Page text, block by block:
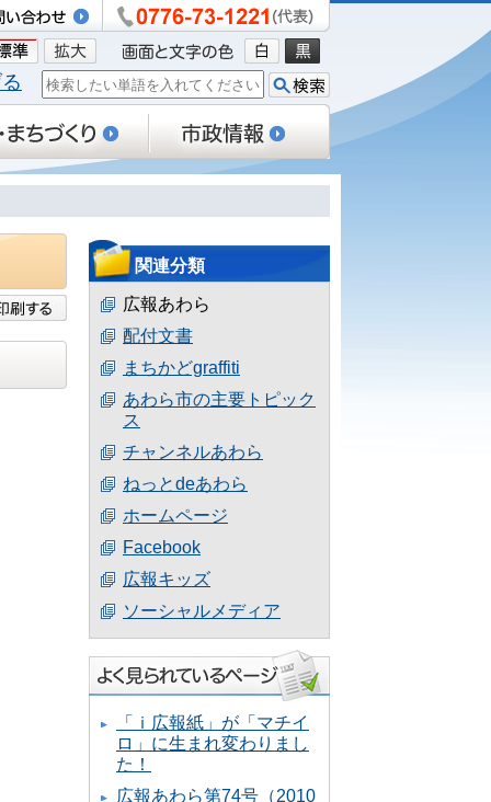
関連分類
広報あわら
配付文書
まちかどgraffiti
あわら市の主要トピック
ス
チャンネルあわら
ねっとdeあわら
ホームページ
Facebook
広報キッズ
ソーシャルメディア
「ｉ広報紙」が「マチイ
ロ」に生まれ変わりまし
た！
広報あわら第74号（2010